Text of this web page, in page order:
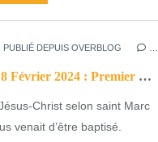
PUBLIÉ DEPUIS OVERBLOG
Dimanche 18 Février 2024 : Premier Dimanche de Carême
Christ selon saint Marc
venait d’être baptisé.